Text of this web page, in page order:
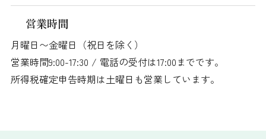
営業時間
月曜日〜金曜日（祝日を除く）
営業時間9:00-17:30 / 電話の受付は17:00までです。
所得税確定申告時期は土曜日も営業しています。